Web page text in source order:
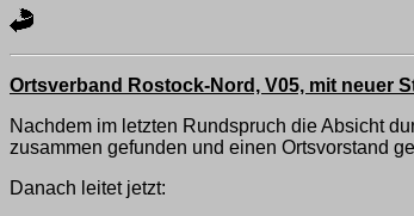
Ortsverband Rostock-Nord, V05, mit neuer
Nachdem im letzten Rundspruch die Absicht
zusammen gefunden und einen Ortsvorstand
Danach leitet jetzt: